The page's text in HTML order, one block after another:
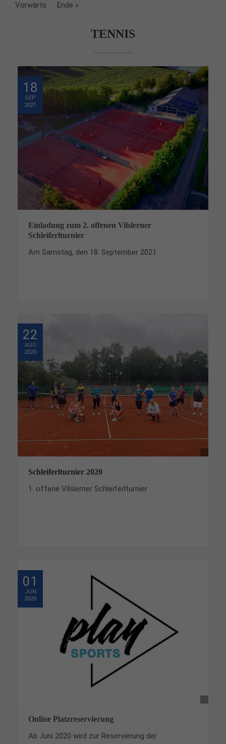
Vorwärts
Ende »
TENNIS
18
SEP
2021
Einladung zum 2. offenen Vilslerner
Schleiferlturnier
Am Samstag, den 18. September 2021
22
AUG
2020
Schleiferlturnier 2020
1. offene Vilslerner Schleiferlturnier
01
JUN
2020
Online Platzreservierung
Ab Juni 2020 wird zur Reservierung der